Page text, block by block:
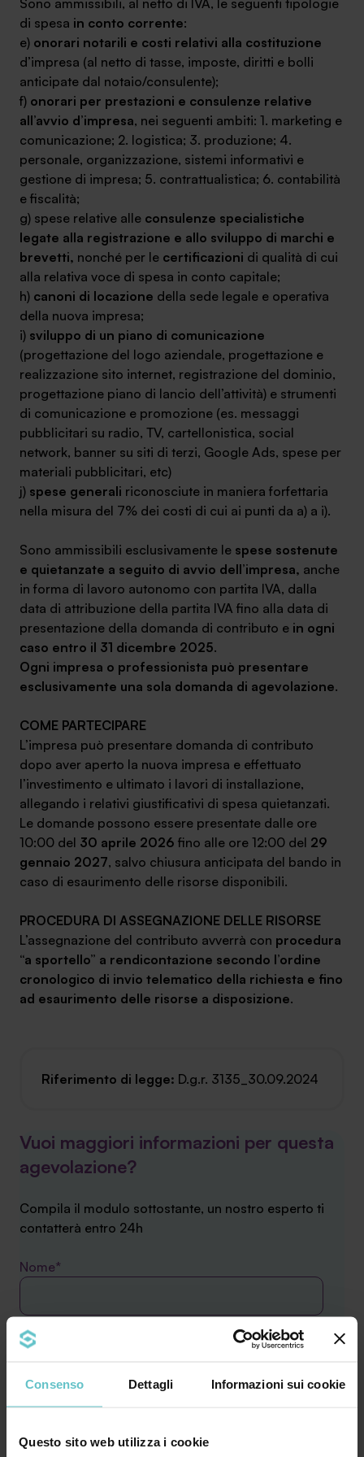
Consenso Dettagli Informazioni sui cookie
Questo sito web utilizza i cookie
Sono ammissibili, al netto di IVA, le seguenti tipologie
di spesa in conto corrente:
e) onorari notarili e costi relativi alla costituzione
d’impresa (al netto di tasse, imposte, diritti e bolli
anticipate dal notaio/consulente);
f) onorari per prestazioni e consulenze relative
all’avvio d’impresa, nei seguenti ambiti: 1. marketing e
comunicazione; 2. logistica; 3. produzione; 4.
personale, organizzazione, sistemi informativi e
gestione di impresa; 5. contrattualistica; 6. contabilità
e fiscalità;
g) spese relative alle consulenze specialistiche
legate alla registrazione e allo sviluppo di marchi e
brevetti, nonché per le certificazioni di qualità di cui
alla relativa voce di spesa in conto capitale;
h) canoni di locazione della sede legale e operativa
della nuova impresa;
i) sviluppo di un piano di comunicazione
(progettazione del logo aziendale, progettazione e
realizzazione sito internet, registrazione del dominio,
progettazione piano di lancio dell’attività) e strumenti
di comunicazione e promozione (es. messaggi
pubblicitari su radio, TV, cartellonistica, social
network, banner su siti di terzi, Google Ads, spese per
materiali pubblicitari, etc)
j) spese generali riconosciute in maniera forfettaria
nella misura del 7% dei costi di cui ai punti da a) a i).
Sono ammissibili esclusivamente le spese sostenute
e quietanzate a seguito di avvio dell’impresa, anche
in forma di lavoro autonomo con partita IVA, dalla
data di attribuzione della partita IVA fino alla data di
presentazione della domanda di contributo e in ogni
caso entro il 31 dicembre 2025.
Ogni impresa o professionista può presentare
esclusivamente una sola domanda di agevolazione.
COME PARTECIPARE
L’impresa può presentare domanda di contributo
dopo aver aperto la nuova impresa e effettuato
l’investimento e ultimato i lavori di installazione,
allegando i relativi giustificativi di spesa quietanzati.
Le domande possono essere presentate dalle ore
10:00 del 30 aprile 2026 fino alle ore 12:00 del 29
gennaio 2027, salvo chiusura anticipata del bando in
caso di esaurimento delle risorse disponibili.
PROCEDURA DI ASSEGNAZIONE DELLE RISORSE
L’assegnazione del contributo avverrà con procedura
“a sportello” a rendicontazione secondo l’ordine
cronologico di invio telematico della richiesta e fino
ad esaurimento delle risorse a disposizione.
Riferimento di legge: D.g.r. 3135_30.09.2024
Vuoi maggiori informazioni per questa
agevolazione?
Compila il modulo sottostante, un nostro esperto ti
contatterà entro 24h
Nome*
Cognome*